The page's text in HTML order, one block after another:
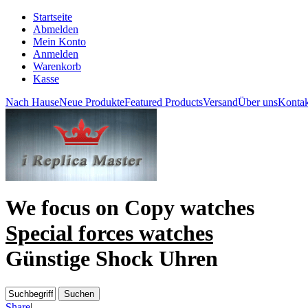
Startseite
Abmelden
Mein Konto
Anmelden
Warenkorb
Kasse
Nach HauseNeue ProdukteFeatured ProductsVersandÜber uns
We focus on Copy watches
Special forces watches
Günstige Shock Uhren